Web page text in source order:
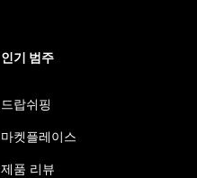
인기 범주
드랍쉬핑
마켓플레이스
제품 리뷰